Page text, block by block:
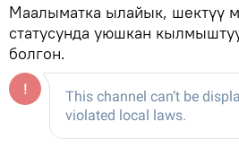
Маалыматка ылайык, шектүү
статусунда уюшкан
болгон.